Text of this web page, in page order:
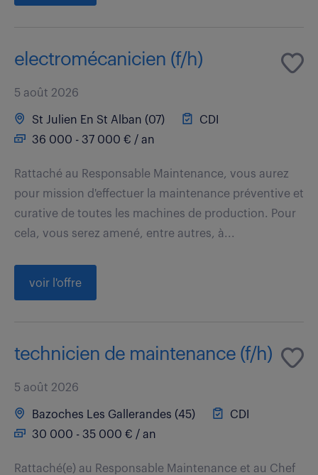
electromécanicien (f/h)
5 août 2026
St Julien En St Alban (07)
CDI
36 000 - 37 000 € / an
Rattaché au Responsable Maintenance, vous aurez
pour mission d'effectuer la maintenance préventive et
curative de toutes les machines de production. Pour
cela, vous serez amené, entre autres, à...
voir l'offre
technicien de maintenance (f/h)
5 août 2026
Bazoches Les Gallerandes (45)
CDI
30 000 - 35 000 € / an
Rattaché(e) au Responsable Maintenance et au Chef